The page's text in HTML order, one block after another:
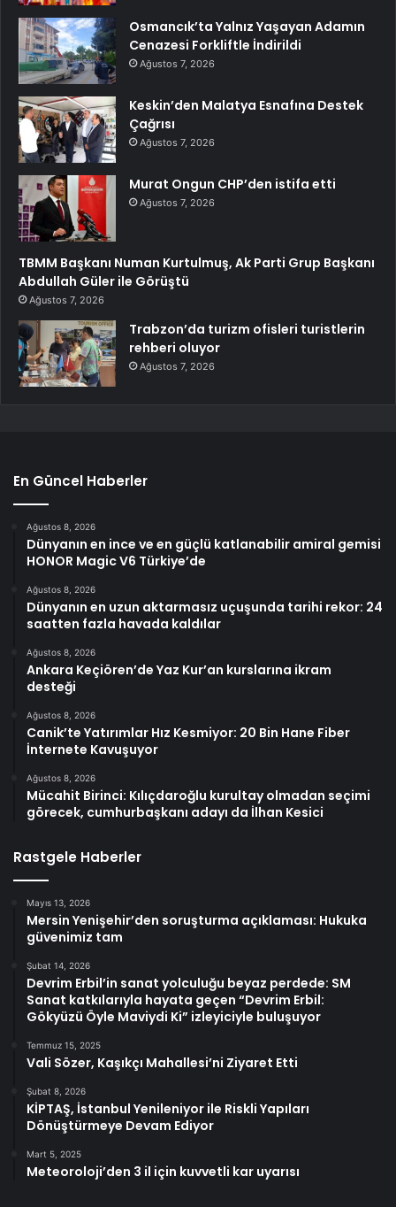
Osmancık’ta Yalnız Yaşayan Adamın
Cenazesi Forkliftle İndirildi
Ağustos 7, 2026
Keskin’den Malatya Esnafına Destek
Çağrısı
Ağustos 7, 2026
Murat Ongun CHP’den istifa etti
Ağustos 7, 2026
TBMM Başkanı Numan Kurtulmuş, Ak Parti Grup Başkanı
Abdullah Güler ile Görüştü
Ağustos 7, 2026
Trabzon’da turizm ofisleri turistlerin
rehberi oluyor
Ağustos 7, 2026
En Güncel Haberler
Ağustos 8, 2026
Dünyanın en ince ve en güçlü katlanabilir amiral gemisi
HONOR Magic V6 Türkiye’de
Ağustos 8, 2026
Dünyanın en uzun aktarmasız uçuşunda tarihi rekor: 24
saatten fazla havada kaldılar
Ağustos 8, 2026
Ankara Keçiören’de Yaz Kur’an kurslarına ikram
desteği
Ağustos 8, 2026
Canik’te Yatırımlar Hız Kesmiyor: 20 Bin Hane Fiber
İnternete Kavuşuyor
Ağustos 8, 2026
Mücahit Birinci: Kılıçdaroğlu kurultay olmadan seçimi
görecek, cumhurbaşkanı adayı da İlhan Kesici
Rastgele Haberler
Mayıs 13, 2026
Mersin Yenişehir’den soruşturma açıklaması: Hukuka
güvenimiz tam
Şubat 14, 2026
Devrim Erbil’in sanat yolculuğu beyaz perdede: SM
Sanat katkılarıyla hayata geçen “Devrim Erbil:
Gökyüzü Öyle Maviydi Ki” izleyiciyle buluşuyor
Temmuz 15, 2025
Vali Sözer, Kaşıkçı Mahallesi’ni Ziyaret Etti
Şubat 8, 2026
KİPTAŞ, İstanbul Yenileniyor ile Riskli Yapıları
Dönüştürmeye Devam Ediyor
Mart 5, 2025
Meteoroloji’den 3 il için kuvvetli kar uyarısı